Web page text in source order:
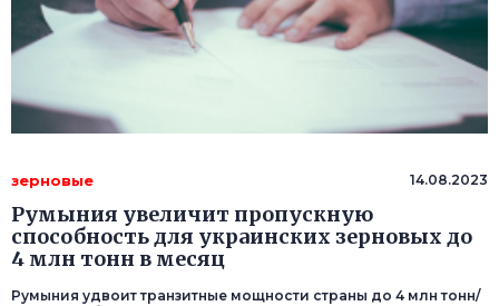
зерновые 14.08.2023
Румыния увеличит пропускную
способность для украинских зерновых до
4 млн тонн в месяц
Румыния удвоит транзитные мощности страны до 4 млн тонн/